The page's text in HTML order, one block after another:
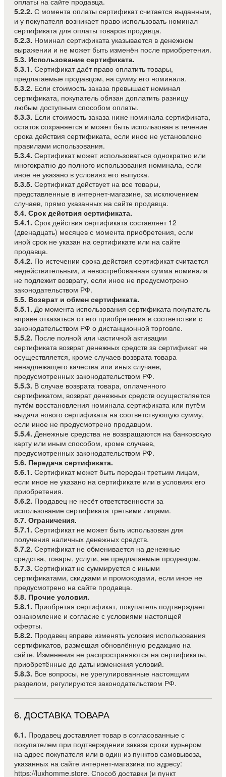
5.2.2. С момента оплаты сертификат считается выданным,
и у покупателя возникает право использовать номинал
сертификата для оплаты товаров продавца.
5.2.3. Номинал сертификата указывается в денежном
выражении и не может быть изменён после приобретения.
5.3. Использование сертификата.
5.3.1. Сертификат даёт право оплатить товары,
предлагаемые продавцом, на сумму его номинала.
5.3.2. Если стоимость заказа превышает номинал
сертификата, покупатель обязан доплатить разницу
любым доступным способом оплаты.
5.3.3. Если стоимость заказа ниже номинала сертификата,
остаток сохраняется и может быть использован в течение
срока действия сертификата, если иное не установлено
правилами использования.
5.3.4. Сертификат может использоваться однократно или
многократно до полного использования номинала, если
иное не указано в условиях его выпуска.
5.3.5. Сертификат действует на все товары,
представленные в интернет-магазине, за исключением
случаев, прямо указанных на сайте продавца.
5.4. Срок действия сертификата.
5.4.1. Срок действия сертификата составляет 12
(двенадцать) месяцев с момента приобретения, если
иной срок не указан на сертификате или на сайте
продавца.
5.4.2. По истечении срока действия сертификат считается
недействительным, и невостребованная сумма номинала
не подлежит возврату, если иное не предусмотрено
законодательством РФ.
5.5. Возврат и обмен сертификата.
5.5.1. До момента использования сертификата покупатель
вправе отказаться от его приобретения в соответствии с
законодательством РФ о дистанционной торговле.
5.5.2. После полной или частичной активации
сертификата возврат денежных средств за сертификат не
осуществляется, кроме случаев возврата товара
ненадлежащего качества или иных случаев,
предусмотренных законодательством РФ.
5.5.3. В случае возврата товара, оплаченного
сертификатом, возврат денежных средств осуществляется
путём восстановления номинала сертификата или путём
выдачи нового сертификата на соответствующую сумму,
если иное не предусмотрено продавцом.
5.5.4. Денежные средства не возвращаются на банковскую
карту или иным способом, кроме случаев,
предусмотренных законодательством РФ.
5.6. Передача сертификата.
5.6.1. Сертификат может быть передан третьим лицам,
если иное не указано на сертификате или в условиях его
приобретения.
5.6.2. Продавец не несёт ответственности за
использование сертификата третьими лицами.
5.7. Ограничения.
5.7.1. Сертификат не может быть использован для
получения наличных денежных средств.
5.7.2. Сертификат не обменивается на денежные
средства, товары, услуги, не предлагаемые продавцом.
5.7.3. Сертификат не суммируется с иными
сертификатами, скидками и промокодами, если иное не
предусмотрено на сайте продавца.
5.8. Прочие условия.
5.8.1. Приобретая сертификат, покупатель подтверждает
ознакомление и согласие с условиями настоящей
оферты.
5.8.2. Продавец вправе изменять условия использования
сертификатов, размещая обновлённую редакцию на
сайте. Изменения не распространяются на сертификаты,
приобретённые до даты изменения условий.
5.8.3. Все вопросы, не урегулированные настоящим
разделом, регулируются законодательством РФ.
6.ДОСТАВКА ТОВАРА
6.1. Продавец доставляет товар в согласованные с
покупателем при подтверждении заказа сроки курьером
на адрес покупателя или в один из пунктов самовывоза,
указанных на сайте интернет-магазина по адресу:
https://luxhomme.store. Способ доставки (и пункт